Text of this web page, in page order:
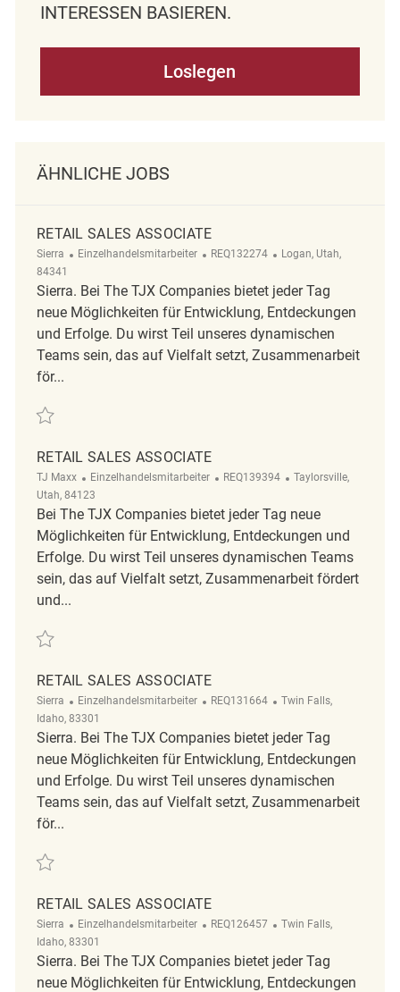
NTERESSEN BASIEREN.
Loslegen
ÄHNLICHE JOBS
RETAIL SALES ASSOCIATE
Sierra Kategorie
Einzelhandelsmitarbeiter ReqId
REQ132274 Ort
Logan, Utah,
84341
Sierra. Bei The TJX Companies bietet jeder Tag
neue Möglichkeiten für Entwicklung, Entdeckungen
und Erfolge. Du wirst Teil unseres dynamischen
Teams sein, das auf Vielfalt setzt, Zusammenarbeit
för...
Retten Retail Sales Associate REQ132274
RETAIL SALES ASSOCIATE
TJ Maxx Kategorie
Einzelhandelsmitarbeiter ReqId
REQ139394 Ort
Taylorsville,
Utah, 84123
Bei The TJX Companies bietet jeder Tag neue
Möglichkeiten für Entwicklung, Entdeckungen und
Erfolge. Du wirst Teil unseres dynamischen Teams
sein, das auf Vielfalt setzt, Zusammenarbeit fördert
und...
Retten Retail Sales Associate REQ139394
RETAIL SALES ASSOCIATE
Sierra Kategorie
Einzelhandelsmitarbeiter ReqId
REQ131664 Ort
Twin Falls,
Idaho, 83301
Sierra. Bei The TJX Companies bietet jeder Tag
neue Möglichkeiten für Entwicklung, Entdeckungen
und Erfolge. Du wirst Teil unseres dynamischen
Teams sein, das auf Vielfalt setzt, Zusammenarbeit
för...
Retten Retail Sales Associate REQ131664
RETAIL SALES ASSOCIATE
Sierra Kategorie
Einzelhandelsmitarbeiter ReqId
REQ126457 Ort
Twin Falls,
Idaho, 83301
Sierra. Bei The TJX Companies bietet jeder Tag
neue Möglichkeiten für Entwicklung, Entdeckungen